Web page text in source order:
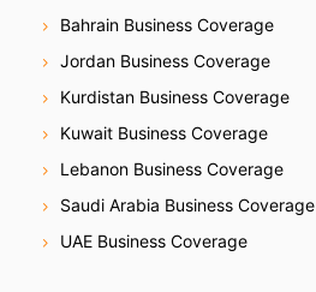
Bahrain Business Coverage
Jordan Business Coverage
Kurdistan Business Coverage
Kuwait Business Coverage
Lebanon Business Coverage
Saudi Arabia Business Coverage
UAE Business Coverage